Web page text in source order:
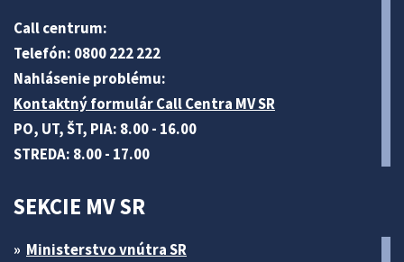
Call centrum:
Telefón: 0800 222 222
Nahlásenie problému:
Kontaktný formulár Call Centra MV SR
PO, UT, ŠT, PIA: 8.00 - 16.00
STREDA: 8.00 - 17.00
SEKCIE MV SR
Ministerstvo vnútra SR